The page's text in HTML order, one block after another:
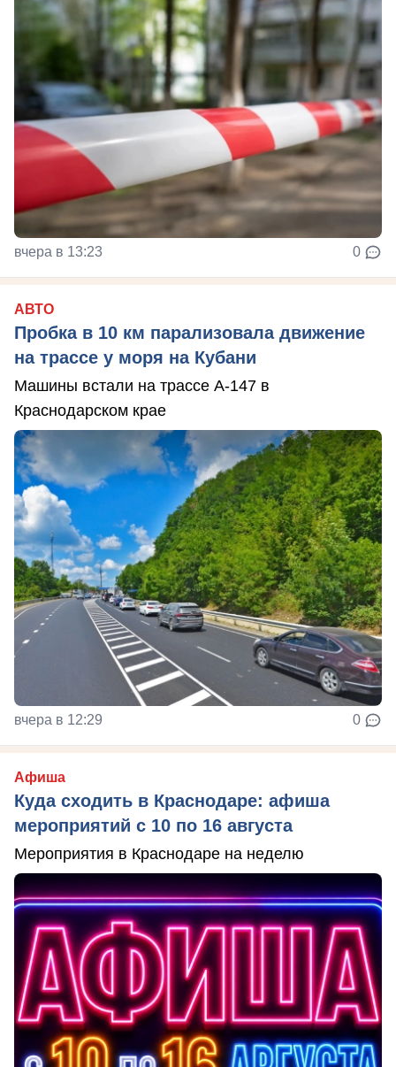
вчера в 13:23 0
АВТО
Пробка в 10 км парализовала движение
на трассе у моря на Кубани
Машины встали на трассе А-147 в
Краснодарском крае
вчера в 12:29 0
Афиша
Куда сходить в Краснодаре: афиша
мероприятий с 10 по 16 августа
Мероприятия в Краснодаре на неделю